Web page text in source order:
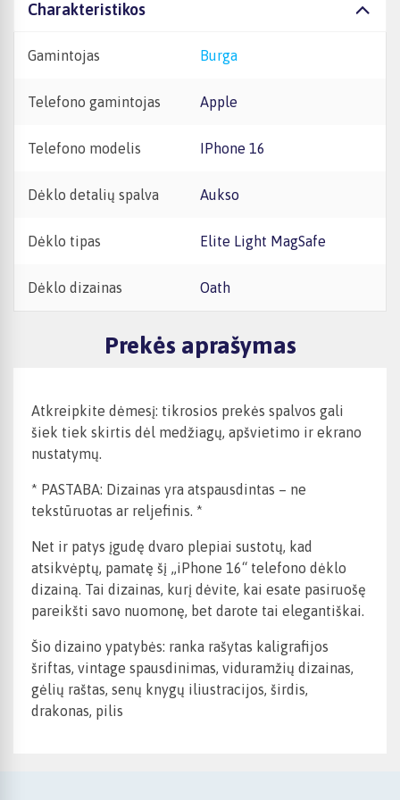
Charakteristikos
Gamintojas Burga
Telefono gamintojas Apple
Telefono modelis iPhone 16
Dėklo detalių spalva Aukso
Dėklo tipas Elite Light MagSafe
Dėklo dizainas Oath
Prekės aprašymas
Atkreipkite dėmesį: tikrosios prekės spalvos gali
šiek tiek skirtis dėl medžiagų, apšvietimo ir ekrano
nustatymų.
* PASTABA: Dizainas yra atspausdintas – ne
tekstūruotas ar reljefinis. *
Net ir patys įgudę dvaro plepiai sustotų, kad
atsikvėptų, pamatę šį „iPhone 16“ telefono dėklo
dizainą. Tai dizainas, kurį dėvite, kai esate pasiruošę
pareikšti savo nuomonę, bet darote tai elegantiškai.
Šio dizaino ypatybės: ranka rašytas kaligrafijos
šriftas, vintage spausdinimas, viduramžių dizainas,
gėlių raštas, senų knygų iliustracijos, širdis,
drakonas, pilis